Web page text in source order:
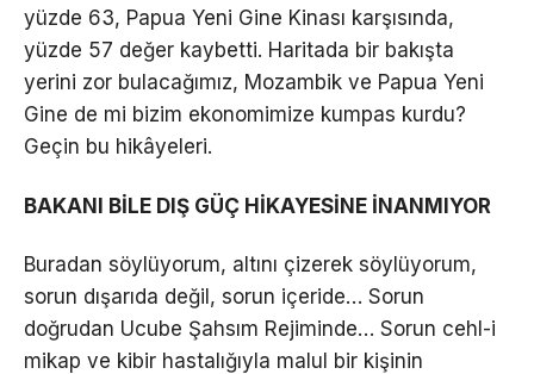
yüzde 63, Papua Yeni Gine Kinası karşısında,
yüzde 57 değer kaybetti. Haritada bir bakışta
yerini zor bulacağımız, Mozambik ve Papua Yeni
Gine de mi bizim ekonomimize kumpas kurdu?
Geçin bu hikâyeleri.
BAKANI BİLE DIŞ GÜÇ HİKAYESİNE İNANMIYOR
Buradan söylüyorum, altını çizerek söylüyorum,
sorun dışarıda değil, sorun içeride… Sorun
doğrudan Ucube Şahsım Rejiminde… Sorun cehl-i
mikap ve kibir hastalığıyla malul bir kişinin